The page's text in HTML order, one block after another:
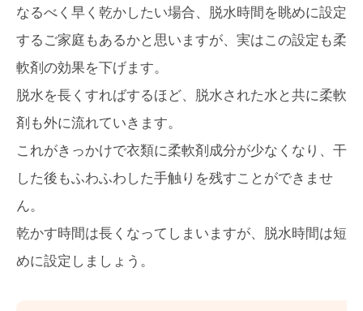
なるべく早く乾かしたい場合、脱水時間を眺めに設定
するご家庭もあるかと思いますが、実はこの設定も柔
軟剤の効果を下げます。
脱水を長くすればするほど、脱水された水と共に柔軟
剤も外に流れていきます。
これがきっかけで衣類に柔軟剤成分が少なくなり、干
した後もふわふわした手触りを残すことができませ
ん。
乾かす時間は長くなってしまいますが、脱水時間は短
めに設定しましょう。